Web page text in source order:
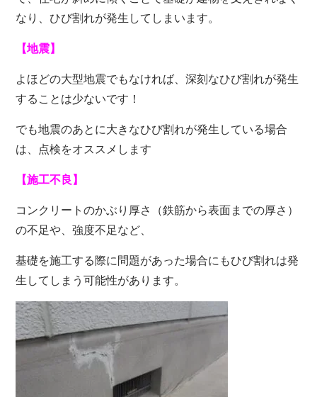
なり、ひび割れが発生してしまいます。
【地震】
よほどの大型地震でもなければ、深刻なひび割れが発生
することは少ないです！
でも地震のあとに大きなひび割れが発生している場合
は、点検をオススメします
【施工不良】
コンクリートのかぶり厚さ（鉄筋から表面までの厚さ）
の不足や、強度不足など、
基礎を施工する際に問題があった場合にもひび割れは発
生してしまう可能性があります。